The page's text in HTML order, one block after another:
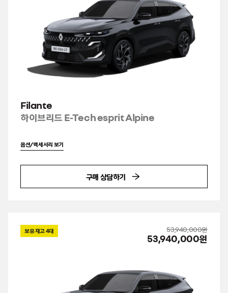
Filante
하이브리드 E-Tech esprit Alpine
옵션/액세서리 보기
구매 상담하기
보유 재고4대 53,940,000원
53,940,000원